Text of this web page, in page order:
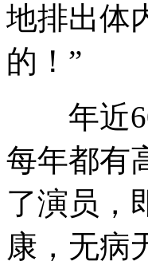
地排出体
的！”
年近60
每年都有
了演员，
康，无病